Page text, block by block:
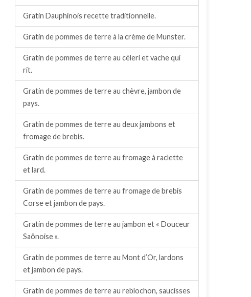
Gratin Dauphinois recette traditionnelle.
Gratin de pommes de terre à la crème de Munster.
Gratin de pommes de terre au céleri et vache qui
rit.
Gratin de pommes de terre au chèvre, jambon de
pays.
Gratin de pommes de terre au deux jambons et
fromage de brebis.
Gratin de pommes de terre au fromage à raclette
et lard.
Gratin de pommes de terre au fromage de brebis
Corse et jambon de pays.
Gratin de pommes de terre au jambon et « Douceur
Saônoise ».
Gratin de pommes de terre au Mont d’Or, lardons
et jambon de pays.
Gratin de pommes de terre au reblochon, saucisses